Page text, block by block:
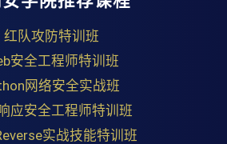
红队攻防特训班
安全工程师特训班
网络安全实战班
应安全工程师特训班
实战技能特训班